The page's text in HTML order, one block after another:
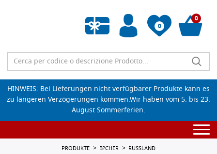
0
Wunschliste leeren
0
HINWEIS: Bei Lieferungen nicht verfügbarer Produkte kann es
zu längeren Verzögerungen kommen.Wir haben vom 5. bis 23.
August Sommerferien.
PRODUKTE B?CHER RUSSLAND